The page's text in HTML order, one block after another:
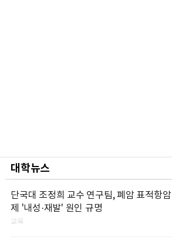
대학뉴스
단국대 조정희 교수 연구팀, 폐암 표적항암
제 '내성·재발' 원인 규명
교육